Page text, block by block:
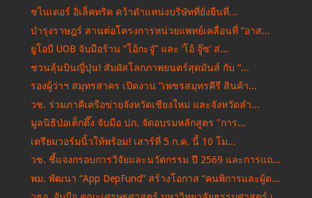
ชไนเดอร์ อิเล็คทริค คว้าตำแหน่งบริษัทที่ยั่งยืนที่...
บำรุงราษฎร์ สานต่อโครงการหน่วยแพทย์เคลื่อนที่ “อาส...
ยูโอบี UOB จับมือร้าน “โอ้กะจู๋” และ ‘โอ้ จู๊ซ’ ส่...
ชวนลุ้นบินญี่ปุ่น! สัมผัสโลกภาพยนตร์สุดมันส์ กับ “...
รองผู้ว่าฯ สมุทรสาคร เปิดงาน “เพชรสมุทรคีรี สินค้า...
วช. ร่วมภาคีเครือข่ายจังหวัดเชียงใหม่ และจังหวัดลำ...
มูลนิธิป่อเต็กตึ๊ง จับมือ ปภ. จัดอบรมหลักสูตร "การ...
เตรียมวอร์มนิ้วให้พร้อม! เสาร์ที่ 5 ก.ค. นี้ 10 โม...
วช. ชี้แจงกรอบการวิจัยและนวัตกรรม ปี 2569 และการแถ...
พม. พัฒนา “App DepFund” สร้างโอกาส “คนพิการและผู้ด...